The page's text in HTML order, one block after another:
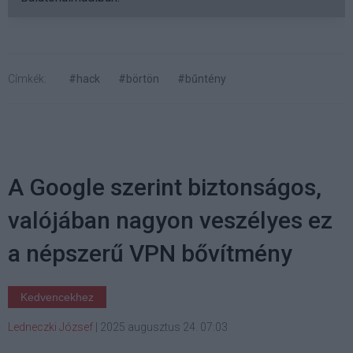
Címkék: #hack #börtön #bűntény
A Google szerint biztonságos,
valójában nagyon veszélyes ez
a népszerű VPN bővítmény
Kedvencekhez
Ledneczki József | 2025 augusztus 24. 07:03